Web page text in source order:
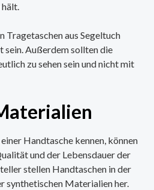
aus Segeltuch
Außerdem sollten die
zu sehen sein und nicht mit
Handtasche kennen, können
und der Lebensdauer der
stellen Handtaschen in der
synthetischen Materialien her.